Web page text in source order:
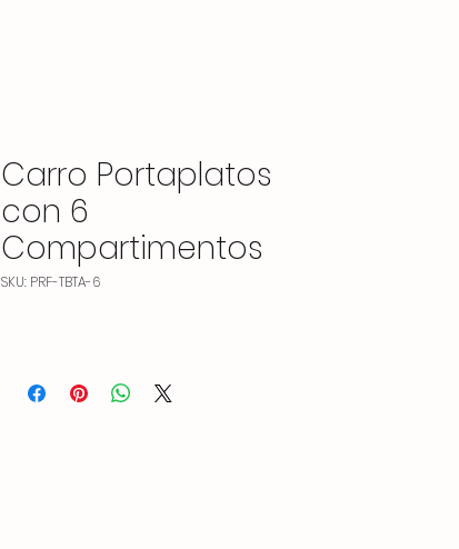
Carro Portaplatos
con 6
Compartimentos
SKU: PRF-TBTA-6